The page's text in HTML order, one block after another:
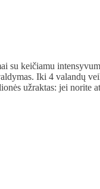
su keičiamu
Iki 4 valandų
užraktas: jei